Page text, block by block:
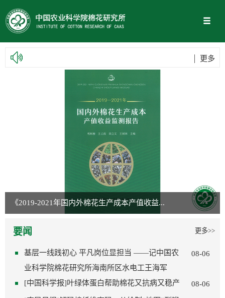
更多
《2019-2021年国内外棉花生产成本产值收益...
更多>>
要闻
08-06
基层一线践初心 平凡岗位显担当 ——记中国农
业科学院棉花研究所海南所区水电工王海军
08-06
[中国科学报]叶绿体蛋白帮助棉花又抗病又稳产